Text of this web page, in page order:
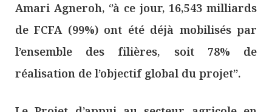
Amari Agneroh, ‘’à ce jour, 16,543 milliards
de FCFA (99%) ont été déjà mobilisés par
l’ensemble des filières, soit 78% de
réalisation de l’objectif global du projet’’.